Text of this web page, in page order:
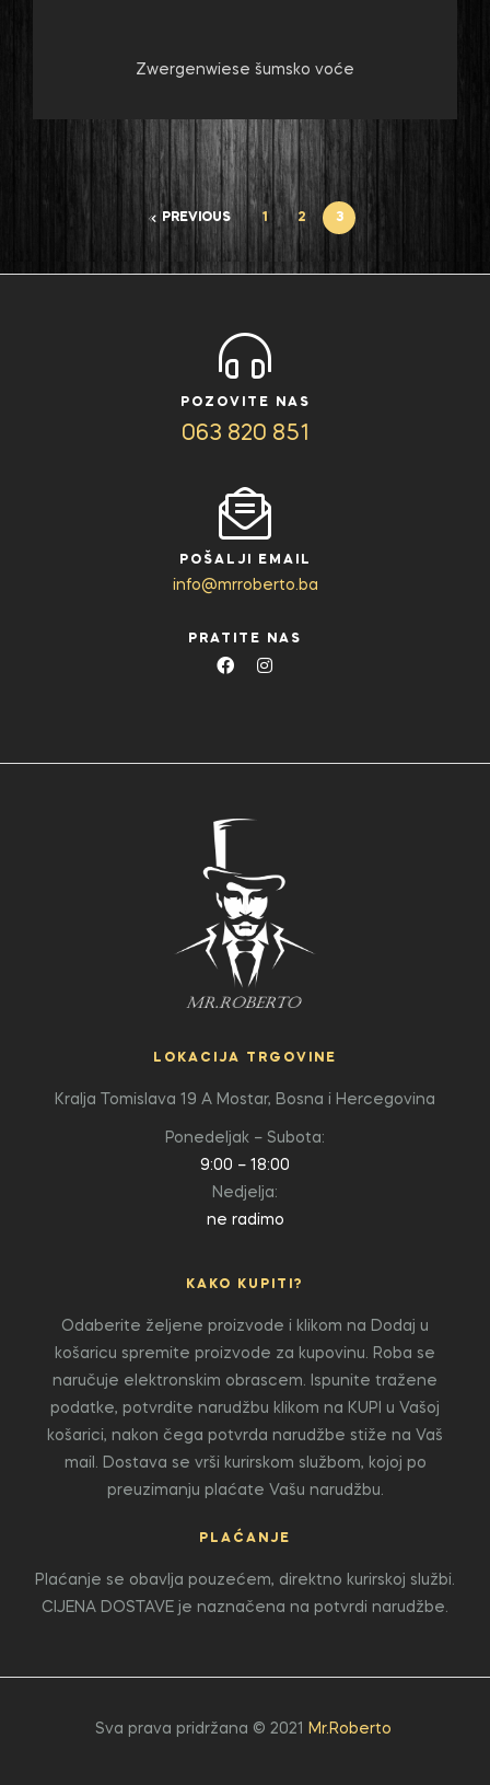
Zwergenwiese šumsko voće
PREVIOUS 1 2 3
POZOVITE NAS
063 820 851
POŠALJI EMAIL
info@mrroberto.ba
PRATITE NAS
LOKACIJA TRGOVINE
Kralja Tomislava 19 A Mostar, Bosna i Hercegovina
Ponedeljak – Subota:
9:00 – 18:00
Nedjelja:
ne radimo
KAKO KUPITI?
Odaberite željene proizvode i klikom na Dodaj u
košaricu spremite proizvode za kupovinu. Roba se
naručuje elektronskim obrascem. Ispunite tražene
podatke, potvrdite narudžbu klikom na KUPI u Vašoj
košarici, nakon čega potvrda narudžbe stiže na Vaš
mail. Dostava se vrši kurirskom službom, kojoj po
preuzimanju plaćate Vašu narudžbu.
PLAĆANJE
Plaćanje se obavlja pouzećem, direktno kurirskoj službi.
CIJENA DOSTAVE je naznačena na potvrdi narudžbe.
Sva prava pridržana © 2021 Mr.Roberto